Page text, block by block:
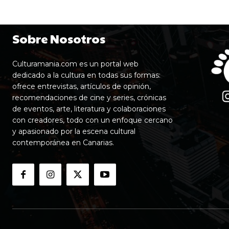
Sobre Nosotros
Culturamania.com es un portal web
dedicado a la cultura en todas sus formas:
ofrece entrevistas, artículos de opinión,
recomendaciones de cine y series, crónicas
de eventos, arte, literatura y colaboraciones
con creadores, todo con un enfoque cercano
y apasionado por la escena cultural
contemporánea en Canarias.